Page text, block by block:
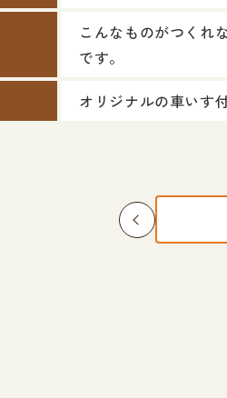
こんなものがつくれ
です。
オリジナルの車いす